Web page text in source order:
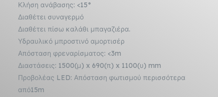
Κλήση ανάβασης: <15°
Διαθέτει συναγερμό
Διαθέτει πίσω καλάθι μπαγαζιέρα.
Υδραυλικό μπροστινό αμορτισέρ
Απόσταση φρεναρίσματος: <3m
Διαστάσεις: 1500(μ) x 690(π) x 1100(υ) mm
Προβολέας LED: Απόσταση φωτισμού περισσότερα
από15m